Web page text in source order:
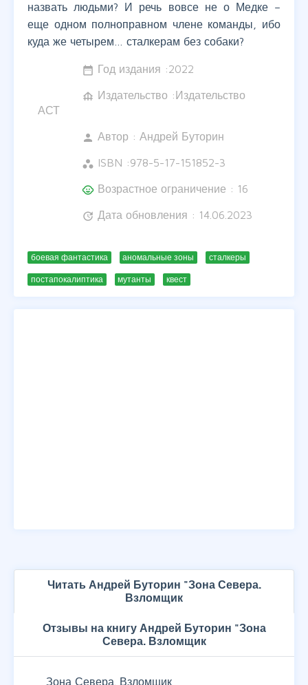
назвать людьми? И речь вовсе не о Медке –
еще одном полноправном члене команды, ибо
куда же четырем… сталкерам без собаки?
date_range Год издания :2022
foundation Издательство :Издательство
АСТ
person Автор : Андрей Буторин
workspaces ISBN :978-5-17-151852-3
child_care Возрастное ограничение : 16
update Дата обновления : 14.06.2023
боевая фантастика аномальные зоны сталкеры
постапокалиптика мутанты квест
Читать Андрей Буторин "Зона Севера.
Взломщик
Отзывы на книгу Андрей Буторин "Зона
Севера. Взломщик
Зона Севера. Взломщик